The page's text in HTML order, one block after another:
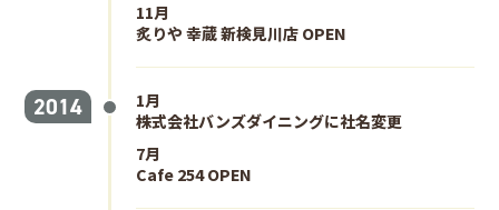
11月
炙りや 幸蔵 新検見川店 OPEN
2014
1月
株式会社バンズダイニングに社名変更
7月
Cafe 254 OPEN